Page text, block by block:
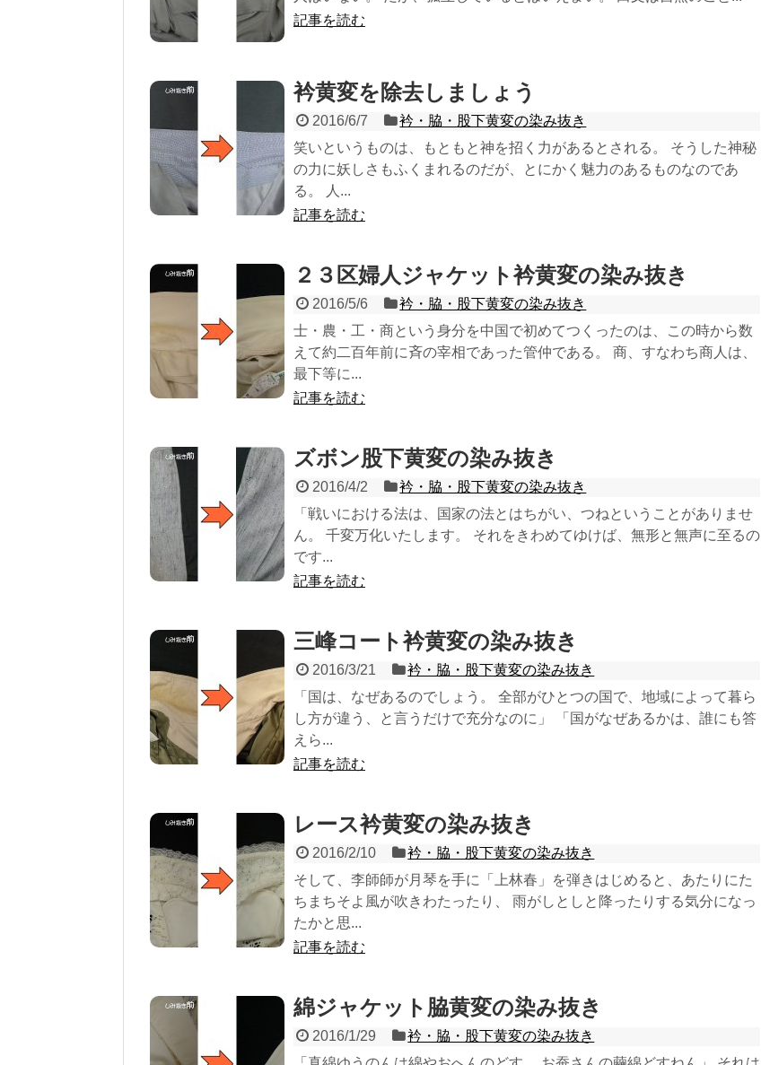
記事を読む
衿黄変を除去しましょう
2016/6/7
衿・脇・股下黄変の染み抜き
笑いというものは、もともと神を招く力があるとされる。 そうした神秘
の力に妖しさもふくまれるのだが、とにかく魅力のあるものなのであ
る。 人...
記事を読む
２３区婦人ジャケット衿黄変の染み抜き
2016/5/6
衿・脇・股下黄変の染み抜き
士・農・工・商という身分を中国で初めてつくったのは、この時から数
えて約二百年前に斉の宰相であった管仲である。 商、すなわち商人は、
最下等に...
記事を読む
ズボン股下黄変の染み抜き
2016/4/2
衿・脇・股下黄変の染み抜き
「戦いにおける法は、国家の法とはちがい、つねということがありませ
ん。 千変万化いたします。 それをきわめてゆけば、無形と無声に至るの
です...
記事を読む
三峰コート衿黄変の染み抜き
2016/3/21
衿・脇・股下黄変の染み抜き
「国は、なぜあるのでしょう。 全部がひとつの国で、地域によって暮ら
し方が違う、と言うだけで充分なのに」 「国がなぜあるかは、誰にも答
えら...
記事を読む
レース衿黄変の染み抜き
2016/2/10
衿・脇・股下黄変の染み抜き
そして、李師師が月琴を手に「上林春」を弾きはじめると、あたりにた
ちまちそよ風が吹きわたったり、 雨がしとしと降ったりする気分になっ
たかと思...
記事を読む
綿ジャケット脇黄変の染み抜き
2016/1/29
衿・脇・股下黄変の染み抜き